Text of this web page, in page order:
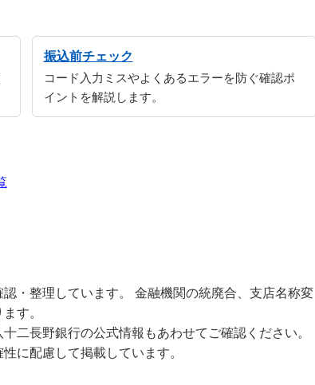
振込前チェック
コード入力ミスやよくあるエラーを防ぐ確認ポ
イントを解説します。
・整理しています。 金融機関の統廃合、支店名称変
す。
二長野銀行の公式情報もあわせてご確認ください。
に配慮して掲載しています。